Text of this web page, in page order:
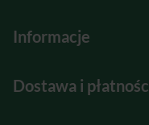
Informacje
Dostawa i